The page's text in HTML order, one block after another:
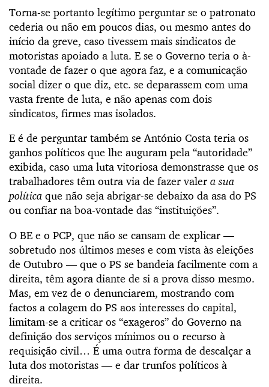
Torna-se portanto legítimo perguntar se o patronato
cederia ou não em poucos dias, ou mesmo antes do
início da greve, caso tivessem mais sindicatos de
motoristas apoiado a luta. E se o Governo teria o à-
vontade de fazer o que agora faz, e a comunicação
social dizer o que diz, etc. se deparassem com uma
vasta frente de luta, e não apenas com dois
sindicatos, firmes mas isolados.
E é de perguntar também se António Costa teria os
ganhos políticos que lhe auguram pela “autoridade”
exibida, caso uma luta vitoriosa demonstrasse que os
trabalhadores têm outra via de fazer valer a sua
política que não seja abrigar-se debaixo da asa do PS
ou confiar na boa-vontade das “instituições”.
O BE e o PCP, que não se cansam de explicar —
sobretudo nos últimos meses e com vista às eleições
de Outubro — que o PS se bandeia facilmente com a
direita, têm agora diante de si a prova disso mesmo.
Mas, em vez de o denunciarem, mostrando com
factos a colagem do PS aos interesses do capital,
limitam-se a criticar os “exageros” do Governo na
definição dos serviços mínimos ou o recurso à
requisição civil… É uma outra forma de descalçar a
luta dos motoristas — e dar trunfos políticos à
direita.